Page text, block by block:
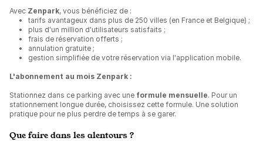
Avec Zenpark, vous bénéficiez de :
tarifs avantageux dans plus de 250 villes (en France et Belgique) ;
plus d'un million d'utilisateurs satisfaits ;
frais de réservation offerts ;
annulation gratuite ;
gestion simplifiée de votre réservation via l'application mobile.
L'abonnement au mois Zenpark :
Stationnez dans ce parking avec une formule mensuelle. Pour un
stationnement longue durée, choisissez cette formule. Une solution
pratique pour ne plus perdre de temps à se garer.
Que faire dans les alentours ?